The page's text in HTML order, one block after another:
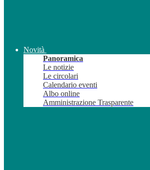
Novità
Panoramica
Le notizie
Le circolari
Calendario eventi
Albo online
Amministrazione Trasparente